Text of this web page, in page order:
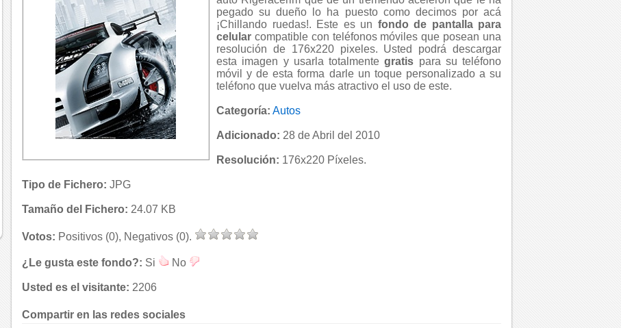
pegado su dueño lo ha puesto como decimos por acá
¡Chillando ruedas!. Este es un fondo de pantalla para
celular compatible con teléfonos móviles que posean una
resolución de 176x220 pixeles. Usted podrá descargar
esta imagen y usarla totalmentegratis para su teléfono
móvil y de esta forma darle un toque personalizado a su
teléfono que vuelva más atractivo el uso de este.
Categoría: Autos
Adicionado: 28 de Abril del 2010
Resolución: 176x220 Píxeles.
Tipo de Fichero: JPG
Tamaño del Fichero: 24.07 KB
Votos: Positivos (0), Negativos (0).
¿Le gusta este fondo?: Si No
Usted es el visitante: 2206
Compartir en las redes sociales